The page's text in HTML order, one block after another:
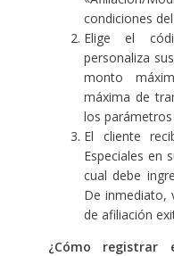
condiciones
Elige el
personaliza
monto
máxima de
los
El cliente
Especiales en
cual debe
De inmediato,
de afiliación
¿Cómo registrar